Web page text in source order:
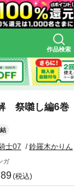
作品検索
祭囃し編6巻
士07 鈴羅木かりん
ガ
(税込)